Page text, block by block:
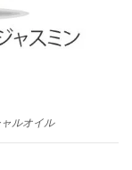
ルオイル